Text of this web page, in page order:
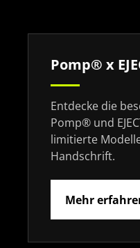
Pomp® x
Entdecke die
Pomp® und
limitierte
Handschrift.
Mehr